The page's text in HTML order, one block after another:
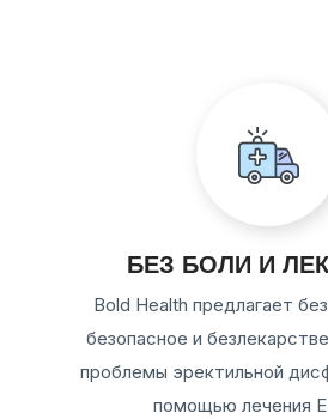
БЕЗ БОЛИ И
Bold Health предлагает
безопасное и
проблемы эректильной
помощью лечения